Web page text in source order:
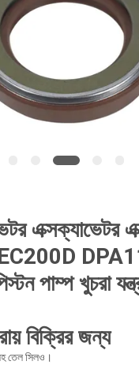
এক্সক্যাভেটর
EC200D
পাম্প খুচরা
বিক্রির জন্য
তেল সিলও।